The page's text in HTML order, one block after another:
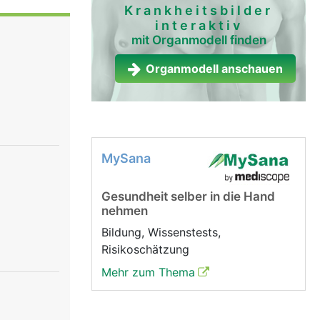
Krankheitsbilder
interaktiv
mit Organmodell finden
Organmodell anschauen
MySana
Gesundheit selber in die Hand
nehmen
Bildung, Wissenstests,
Risikoschätzung
Mehr zum Thema